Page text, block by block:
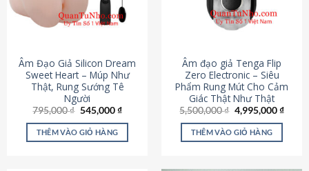
Âm Đạo Giả Silicon Dream
Sweet Heart – Múp Như
Thật, Rung Sướng Tê
Người
795,000₫ Giá
là:
795,000 ₫.
545,000₫Giá
tại
545,000 ₫.
THÊM VÀO GIỎ HÀNG
Âm đạo giả Tenga Flip
Zero Electronic – Siêu
Phẩm Rung Mút Cho Cảm
Giác Thật Như Thật
5,500,000₫ Giá
gốc
là:
5,500,000 ₫.
4,995,000₫Giá
THÊM VÀO GIỎ HÀNG